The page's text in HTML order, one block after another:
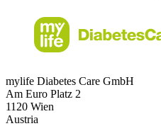
mylife Diabetes Care GmbH
Am Euro Platz 2
1120 Wien
Austria